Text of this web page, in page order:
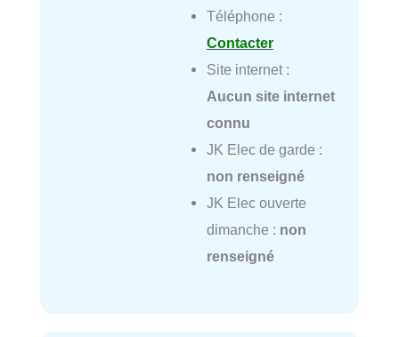
Téléphone :
Contacter
Site internet :
Aucun site internet
connu
JK Elec de garde :
non renseigné
JK Elec ouverte
dimanche : non
renseigné